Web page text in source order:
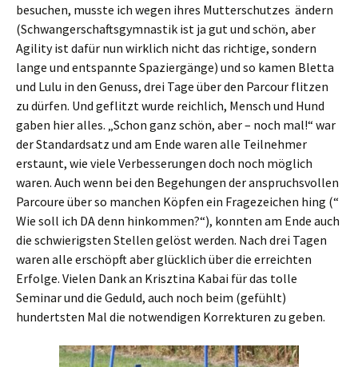
besuchen, musste ich wegen ihres Mutterschutzes ändern
(Schwangerschaftsgymnastik ist ja gut und schön, aber
Agility ist dafür nun wirklich nicht das richtige, sondern
lange und entspannte Spaziergänge) und so kamen Bletta
und Lulu in den Genuss, drei Tage über den Parcour flitzen
zu dürfen. Und geflitzt wurde reichlich, Mensch und Hund
gaben hier alles. „Schon ganz schön, aber – noch mal!“ war
der Standardsatz und am Ende waren alle Teilnehmer
erstaunt, wie viele Verbesserungen doch noch möglich
waren. Auch wenn bei den Begehungen der anspruchsvollen
Parcoure über so manchen Köpfen ein Fragezeichen hing (“
Wie soll ich DA denn hinkommen?“), konnten am Ende auch
die schwierigsten Stellen gelöst werden. Nach drei Tagen
waren alle erschöpft aber glücklich über die erreichten
Erfolge. Vielen Dank an Krisztina Kabai für das tolle
Seminar und die Geduld, auch noch beim (gefühlt)
hundertsten Mal die notwendigen Korrekturen zu geben.